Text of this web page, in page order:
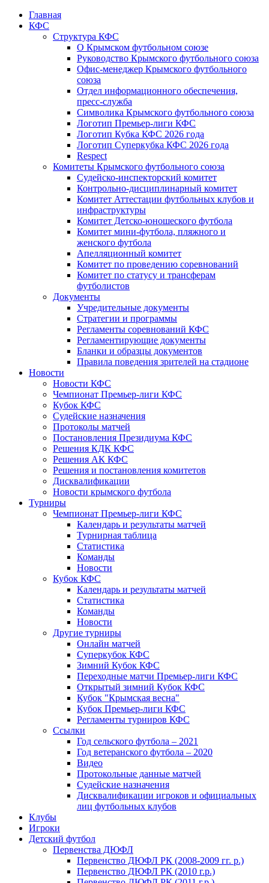
Главная
КФС
Структура КФС
О Крымском футбольном союзе
Руководство Крымского футбольного союза
Офис-менеджер Крымского футбольного
союза
Отдел информационного обеспечения,
пресс-служба
Символика Крымского футбольного союза
Логотип Премьер-лиги КФС
Логотип Кубка КФС 2026 года
Логотип Суперкубка КФС 2026 года
Respect
Комитеты Крымского футбольного союза
Судейско-инспекторский комитет
Контрольно-дисциплинарный комитет
Комитет Аттестации футбольных клубов и
инфраструктуры
Комитет Детско-юношеского футбола
Комитет мини-футбола, пляжного и
женского футбола
Апелляционный комитет
Комитет по проведению соревнований
Комитет по статусу и трансферам
футболистов
Документы
Учредительные документы
Стратегии и программы
Регламенты соревнований КФС
Регламентирующие документы
Бланки и образцы документов
Правила поведения зрителей на стадионе
Новости
Новости КФС
Чемпионат Премьер-лиги КФС
Кубок КФС
Судейские назначения
Протоколы матчей
Постановления Президиума КФС
Решения КДК КФС
Решения АК КФС
Решения и постановления комитетов
Дисквалификации
Новости крымского футбола
Турниры
Чемпионат Премьер-лиги КФС
Календарь и результаты матчей
Турнирная таблица
Статистика
Команды
Новости
Кубок КФС
Календарь и результаты матчей
Статистика
Команды
Новости
Другие турниры
Онлайн матчей
Суперкубок КФС
Зимний Кубок КФС
Переходные матчи Премьер-лиги КФС
Открытый зимний Кубок КФС
Кубок "Крымская весна"
Кубок Премьер-лиги КФС
Регламенты турниров КФС
Ссылки
Год сельского футбола – 2021
Год ветеранского футбола – 2020
Видео
Протокольные данные матчей
Судейские назначения
Дисквалификации игроков и официальных
лиц футбольных клубов
Клубы
Игроки
Детский футбол
Первенства ДЮФЛ
Первенство ДЮФЛ РК (2008-2009 гг. р.)
Первенство ДЮФЛ РК (2010 г.р.)